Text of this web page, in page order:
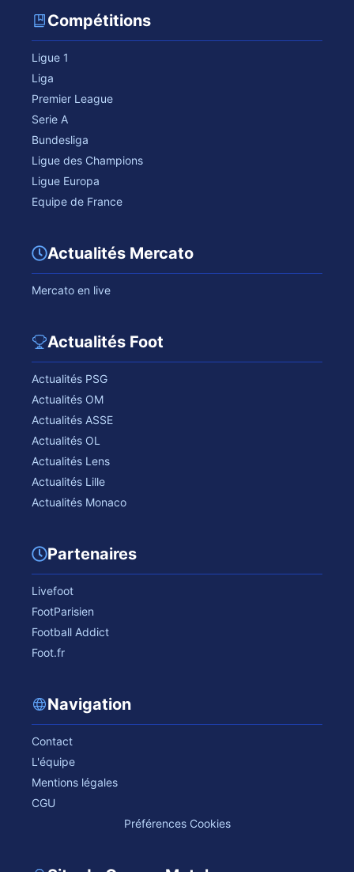
Compétitions
Ligue 1
Liga
Premier League
Serie A
Bundesliga
Ligue des Champions
Ligue Europa
Equipe de France
Actualités Mercato
Mercato en live
Actualités Foot
Actualités PSG
Actualités OM
Actualités ASSE
Actualités OL
Actualités Lens
Actualités Lille
Actualités Monaco
Partenaires
Livefoot
FootParisien
Football Addict
Foot.fr
Navigation
Contact
L'équipe
Mentions légales
CGU
Préférences Cookies